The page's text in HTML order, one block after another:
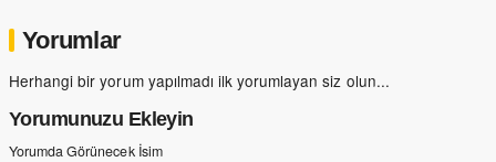
Yorumlar
Herhangi bir yorum yapılmadı ilk yorumlayan siz olun...
Yorumunuzu Ekleyin
Yorumda Görünecek İsim